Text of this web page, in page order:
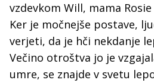
vzdevkom Will, mama
Ker je močnejše postave,
verjeti, da je hči nekdanje
Večino otroštva jo je
umre, se znajde v svetu